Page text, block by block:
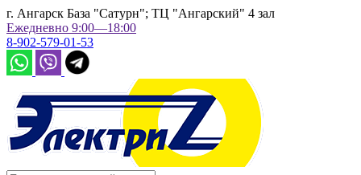
г. Ангарск База "Сатурн"; ТЦ "Ангарский" 4 зал
Ежедневно 9:00—18:00
8-902-579-01-53